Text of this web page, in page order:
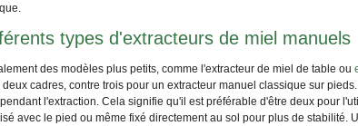
types d'extracteurs de miel manuels
des modèles plus petits, comme l'extracteur de miel de table ou
cadres, contre trois pour un extracteur manuel classique sur
l'extraction. Cela signifie qu'il est préférable d'être deux pour
avec le pied ou même fixé directement au sol pour plus de stabilité.